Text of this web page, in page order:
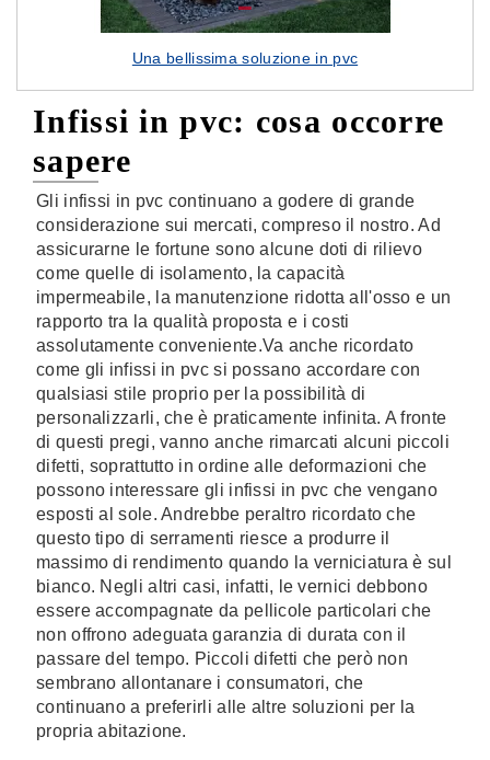
Una bellissima soluzione in pvc
Infissi in pvc: cosa occorre
sapere
Gli infissi in pvc continuano a godere di grande
considerazione sui mercati, compreso il nostro. Ad
assicurarne le fortune sono alcune doti di rilievo
come quelle di isolamento, la capacità
impermeabile, la manutenzione ridotta all'osso e un
rapporto tra la qualità proposta e i costi
assolutamente conveniente.Va anche ricordato
come gli infissi in pvc si possano accordare con
qualsiasi stile proprio per la possibilità di
personalizzarli, che è praticamente infinita. A fronte
di questi pregi, vanno anche rimarcati alcuni piccoli
difetti, soprattutto in ordine alle deformazioni che
possono interessare gli infissi in pvc che vengano
esposti al sole. Andrebbe peraltro ricordato che
questo tipo di serramenti riesce a produrre il
massimo di rendimento quando la verniciatura è sul
bianco. Negli altri casi, infatti, le vernici debbono
essere accompagnate da pellicole particolari che
non offrono adeguata garanzia di durata con il
passare del tempo. Piccoli difetti che però non
sembrano allontanare i consumatori, che
continuano a preferirli alle altre soluzioni per la
propria abitazione.